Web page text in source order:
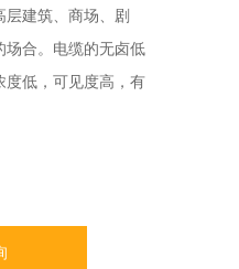
建筑、商场、剧
场合。电缆的无卤低
度低，可见度高，有
也避免了对仪器设
耐紫外线及其它辐